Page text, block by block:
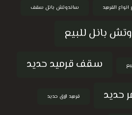
القرميد ساندوتش بانل سقف
بانل للبيع
سقف قرميد حديد
حديد
قرميد ازرق حديد